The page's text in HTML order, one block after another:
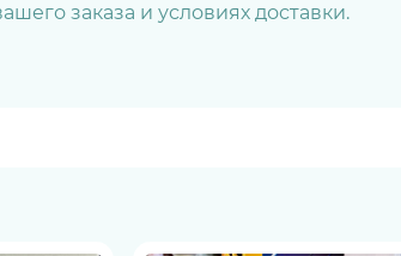
заказа и условиях доставки.